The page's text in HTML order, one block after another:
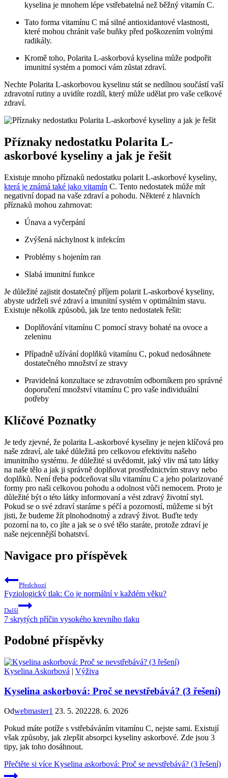
kyselina je mnohem lépe vstřebatelná než běžný vitamín C.
Tato forma vitamínu C má silné antioxidantové vlastnosti,
které mohou chránit vaše buňky před poškozením volnými
radikály.
Kromě toho, Polarita L-askorbová kyselina může podpořit
imunitní systém a pomoci vám zůstat zdraví.
Nechte Polarita L-askorbovou kyselinu stát se nedílnou součástí vaší
zdravotní rutiny a uvidíte rozdíl, který může udělat pro vaše celkové
zdraví.
Příznaky nedostatku Polarita L-
askorbové kyseliny a jak je řešit
Existuje mnoho příznaků nedostatku polarit L-askorbové kyseliny,
která je známá také jako vitamín C. Tento nedostatek může mít
negativní dopad na vaše zdraví a pohodu. Některé z hlavních
příznaků mohou zahrnovat:
Únava a vyčerpání
Zvýšená náchylnost k infekcím
Problémy s hojením ran
Slabá imunitní funkce
Je důležité zajistit dostatečný příjem polarit L-askorbové kyseliny,
abyste udrželi své zdraví a imunitní systém v optimálním stavu.
Existuje několik způsobů, jak lze tento nedostatek řešit:
Doplňování vitamínu C pomocí stravy bohaté na ovoce a
zeleninu
Případně užívání doplňků vitamínu C, pokud nedosáhnete
dostatečného množství ze stravy
Pravidelná konzultace se zdravotním odborníkem pro správné
doporučení množství vitamínu C pro vaše individuální
potřeby
Klíčové Poznatky
Je tedy zjevné, že polarita L-askorbové kyseliny je nejen klíčová pro
naše zdraví, ale také důležitá pro celkovou efektivitu našeho
imunitního systému. Je důležité si uvědomit, jaký vliv má tato látky
na naše tělo a jak ji správně doplňovat prostřednictvím stravy nebo
doplňků. Není třeba podceňovat sílu vitamínu C a jeho polarizované
formy pro naši celkovou pohodu a odolnost vůči nemocem. Proto je
důležité být o této látky informovaní a vést zdravý životní styl.
Pokud se o své zdraví staráme s péčí a pozorností, můžeme si být
jisti, že budeme žít plnohodnotný a zdravý život. Buďte tedy
pozorní na to, co jíte a jak se o své tělo staráte, protože zdraví je
naše nejcennější bohatství.
Navigace pro příspěvek
Předchozí
Fyziologický tlak: Co je normální v každém věku?
Další
7 skrytých příčin vysokého krevního tlaku
Podobné příspěvky
Kyselina Askorbová | Výživa
Kyselina askorbová: Proč se nevstřebává? (3 řešení)
Odwebmaster1 23. 5. 202228. 6. 2026
Pokud máte potíže s vstřebáváním vitamínu C, nejste sami. Existují
však způsoby, jak zlepšit absorpci kyseliny askorbové. Zde jsou 3
tipy, jak toho dosáhnout.
Přečtěte si více Kyselina askorbová: Proč se nevstřebává? (3 řešení)